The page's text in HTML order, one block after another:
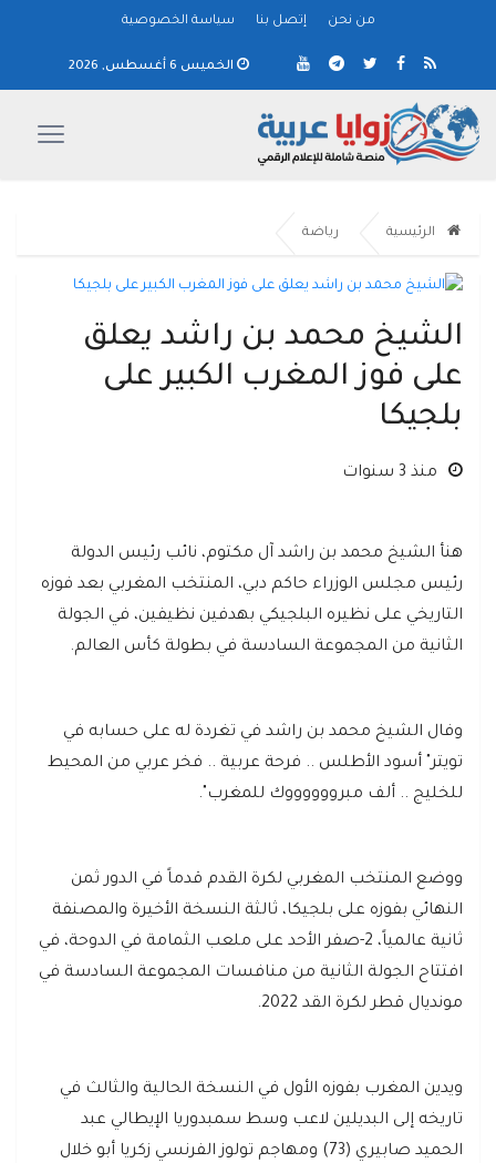
من نحن إتصل بنا سياسة الخصوصية
الخميس 6 أغسطس, 2026
الرئيسية رياضة
الشيخ محمد بن راشد يعلق
على فوز المغرب الكبير على
بلجيكا
منذ 3 سنوات
هنأ الشيخ محمد بن راشد آل مكتوم، نائب رئيس الدولة
رئيس مجلس الوزراء حاكم دبي، المنتخب المغربي بعد فوزه
التاريخي على نظيره البلجيكي بهدفين نظيفين، في الجولة
الثانية من المجموعة السادسة في بطولة كأس العالم.
وفال الشيخ محمد بن راشد في تغردة له على حسابه في
تويتر" أسود الأطلس .. فرحة عربية .. فخر عربي من المحيط
للخليج .. ألف مبرووووووك للمغرب".
ووضع المنتخب المغربي لكرة القدم قدماً في الدور ثمن
النهائي بفوزه على بلجيكا، ثالثة النسخة الأخيرة والمصنفة
ثانية عالمياً، 2-صفر الأحد على ملعب الثمامة في الدوحة، في
افتتاح الجولة الثانية من منافسات المجموعة السادسة في
مونديال قطر لكرة القد 2022.
ويدين المغرب بفوزه الأول في النسخة الحالية والثالث في
تاريخه إلى البديلين لاعب وسط سمبدوريا الإيطالي عبد
الحميد صابيري (73) ومهاجم تولوز الفرنسي زكريا أبو خلال